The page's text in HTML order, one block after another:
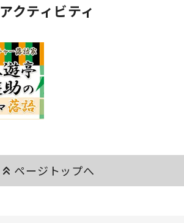
アクティビティ
keyboard_double_arrow_up ページトップへ